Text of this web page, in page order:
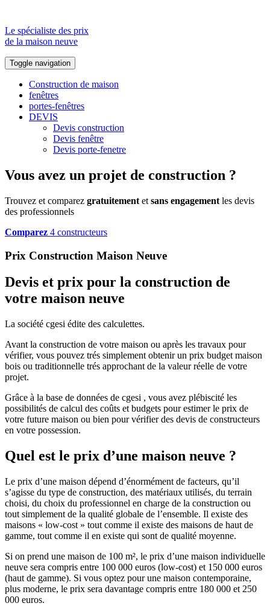
Le spécialiste des prix
de la maison neuve
Toggle navigation
Construction de maison
fenêtres
portes-fenêtres
DEVIS
Devis construction
Devis fenêtre
Devis porte-fenetre
Vous avez un projet de construction ?
Trouvez et comparez gratuitement et sans engagement les devis
des professionnels
Comparez 4 constructeurs
Prix Construction Maison Neuve
Devis et prix pour la construction de
votre maison neuve
La société cgesi édite des calculettes.
Avant la construction de votre maison ou après les travaux pour
vérifier, vous pouvez trés simplement obtenir un prix budget maison
bois ou traditionnelle trés approchant de la valeur réelle de votre
projet.
Grâce à la base de données de cgesi , vous avez plébiscité les
possibilités de calcul des coûts et budgets pour estimer le prix de
votre future maison ou bien pour vérifier des devis de constructeurs
en votre possession.
Quel est le prix d’une maison neuve ?
Le prix d’une maison dépend d’énormément de facteurs, qu’il
s’agisse du type de construction, des matériaux utilisés, du terrain
choisi, du choix du professionnel en charge de la construction ou
tout simplement de la qualité globale de l’ensemble. Il existe des
maisons « low-cost » tout comme il existe des maisons de haut de
gamme, tout comme il en existe qui sont de qualité moyenne.
Si on prend une maison de 100 m², le prix d’une maison individuelle
neuve sera compris entre 100 000 euros (low-cost) et 150 000 euros
(haut de gamme). Si vous optez pour une maison contemporaine,
plus moderne, le prix sera davantage compris entre 180 000 et 250
000 euros.